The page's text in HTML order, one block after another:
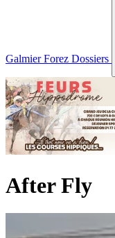
GalmierForez Dossiers
After Fly